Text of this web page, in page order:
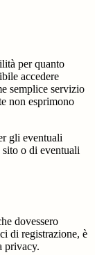
per quanto
accedere
semplice servizio
non esprimono
gli eventuali
o di eventuali
dovessero
di registrazione, è
privacy.